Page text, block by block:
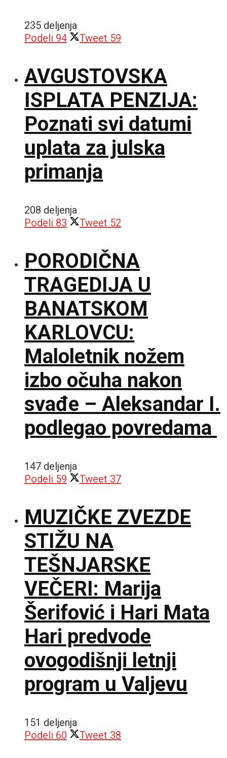
235 deljenja
Podeli 94 Tweet 59
AVGUSTOVSKA
ISPLATA PENZIJA:
Poznati svi datumi
uplata za julska
primanja
208 deljenja
Podeli 83 Tweet 52
PORODIČNA
TRAGEDIJA U
BANATSKOM
KARLOVCU:
Maloletnik nožem
izbo očuha nakon
svađe – Aleksandar I.
podlegao povredama
147 deljenja
Podeli 59 Tweet 37
MUZIČKE ZVEZDE
STIŽU NA
TEŠNJARSKE
VEČERI: Marija
Šerifović i Hari Mata
Hari predvode
ovogodišnji letnji
program u Valjevu
151 deljenja
Podeli 60 Tweet 38